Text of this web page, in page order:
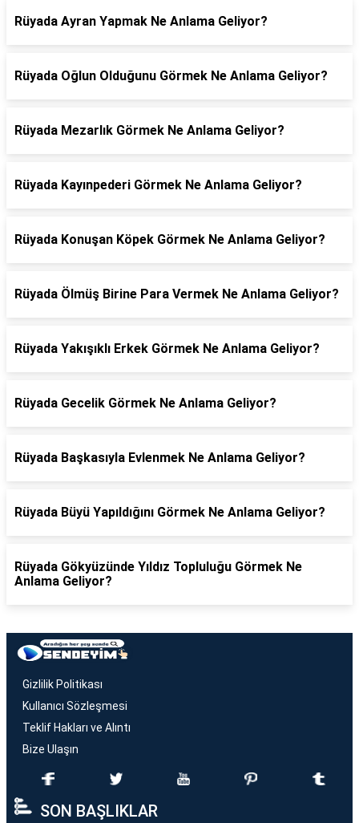
Rüyada Ayran Yapmak Ne Anlama Geliyor?
Rüyada Oğlun Olduğunu Görmek Ne Anlama Geliyor?
Rüyada Mezarlık Görmek Ne Anlama Geliyor?
Rüyada Kayınpederi Görmek Ne Anlama Geliyor?
Rüyada Konuşan Köpek Görmek Ne Anlama Geliyor?
Rüyada Ölmüş Birine Para Vermek Ne Anlama Geliyor?
Rüyada Yakışıklı Erkek Görmek Ne Anlama Geliyor?
Rüyada Gecelik Görmek Ne Anlama Geliyor?
Rüyada Başkasıyla Evlenmek Ne Anlama Geliyor?
Rüyada Büyü Yapıldığını Görmek Ne Anlama Geliyor?
Rüyada Gökyüzünde Yıldız Topluluğu Görmek Ne
Anlama Geliyor?
Gizlilik Politikası
Kullanıcı Sözleşmesi
Teklif Hakları ve Alıntı
Bize Ulaşın
SON BAŞLIKLAR